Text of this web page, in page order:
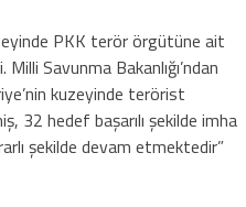
PKK terör örgütüne ait
Savunma Bakanlığı’ndan
kuzeyinde terörist
32 hedef başarılı şekilde imha
şekilde devam etmektedir”